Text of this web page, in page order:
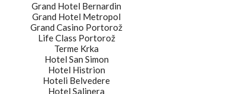
Grand Hotel Bernardin
Grand Hotel Metropol
Grand Casino Portorož
Life Class Portorož
Terme Krka
Hotel San Simon
Hotel Histrion
Hoteli Belvedere
Hotel Salinera